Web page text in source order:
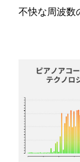
不快な周波数